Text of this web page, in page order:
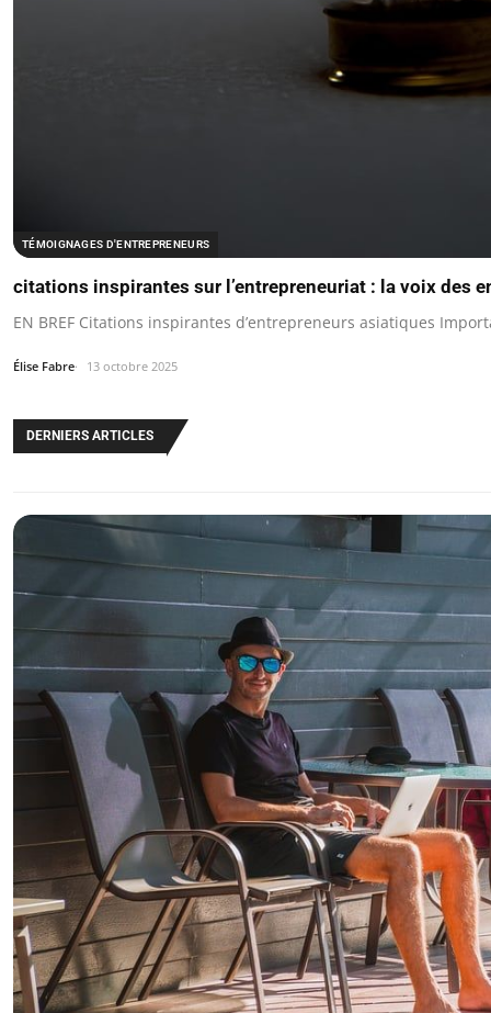
TÉMOIGNAGES D'ENTREPRENEURS
citations inspirantes sur l’entrepreneuriat : la voix des
EN BREF Citations inspirantes d’entrepreneurs asiatiques
Élise Fabre 13 octobre 2025
DERNIERS ARTICLES